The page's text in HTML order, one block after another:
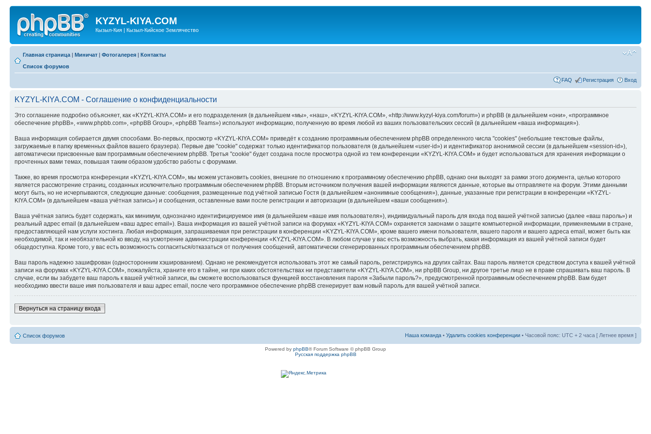
KYZYL-KIYA.COM
Кызыл-Кия | Кызыл-Кийское Землячество
Главная страница | Миничат | Фотогалерея | Контакты
Список форумов
FAQ Регистрация Вход
KYZYL-KIYA.COM - Соглашение о конфиденциальности
Это соглашение подробно объясняет, как «KYZYL-KIYA.COM» и его подразделения (в дальнейшем «мы», «наш», «KYZYL-KIYA.COM», «http://www.kyzyl-kiya.com/forum») и phpBB (в дальнейшем «они», «программное
обеспечение phpBB», «www.phpbb.com», «phpBB Group», «phpBB Teams») используют информацию, полученную во время любой из ваших пользовательских сессий (в дальнейшем «ваша информация»).
Ваша информация собирается двумя способами. Во-первых, просмотр «KYZYL-KIYA.COM» приведёт к созданию программным обеспечением phpBB определенного числа "cookies" (небольшие текстовые файлы,
загружаемые в папку временных файлов вашего браузера). Первые две "cookie" содержат только идентификатор пользователя (в дальнейшем «user-id») и идентификатор анонимной сессии (в дальнейшем «session-id»),
автоматически присвоенные вам программным обеспечением phpBB. Третья "cookie" будет создана после просмотра одной из тем конференции «KYZYL-KIYA.COM» и будет использоваться для хранения информации о
прочтенных вами темах, повышая таким образом удобство работы с форумами.
Также, во время просмотра конференции «KYZYL-KIYA.COM», мы можем установить cookies, внешние по отношению к программному обеспечению phpBB, однако они выходят за рамки этого документа, целью которого
является рассмотрение страниц, созданных исключительно программным обеспечением phpBB. Вторым источником получения вашей информации являются данные, которые вы отправляете на форум. Этими данными
могут быть, но не исчерпываются, следующие данные: сообщения, размещенные под учётной записью Гостя (в дальнейшем «анонимные сообщения»), данные, указанные при регистрации в конференции «KYZYL-
KIYA.COM» (в дальнейшем «ваша учётная запись») и сообщения, оставленные вами после регистрации и авторизации (в дальнейшем «ваши сообщения»).
Ваша учётная запись будет содержать, как минимум, однозначно идентифицируемое имя (в дальнейшем «ваше имя пользователя»), индивидуальный пароль для входа под вашей учётной записью (далее «ваш пароль») и
реальный адрес email (в дальнейшем «ваш адрес email»). Ваша информация из вашей учётной записи на форумах «KYZYL-KIYA.COM» охраняется законами о защите компьютерной информации, применяемыми в стране,
предоставляющей нам услуги хостинга. Любая информация, запрашиваемая при регистрации в конференции «KYZYL-KIYA.COM», кроме вашего имени пользователя, вашего пароля и вашего адреса email, может быть как
необходимой, так и необязательной ко вводу, на усмотрение администрации конференции «KYZYL-KIYA.COM». В любом случае у вас есть возможность выбрать, какая информация из вашей учётной записи будет
общедоступна. Кроме того, у вас есть возможность согласиться/отказаться от получения сообщений, автоматически сгенерированных программным обеспечением phpBB.
Ваш пароль надежно зашифрован (односторонним хэшированием). Однако не рекомендуется использовать этот же самый пароль, регистрируясь на других сайтах. Ваш пароль является средством доступа к вашей учётной
записи на форумах «KYZYL-KIYA.COM», пожалуйста, храните его в тайне, ни при каких обстоятельствах ни представители «KYZYL-KIYA.COM», ни phpBB Group, ни другое третье лицо не в праве спрашивать ваш пароль. В
случае, если вы забудете ваш пароль к вашей учётной записи, вы сможете воспользоваться функцией восстановления пароля «Забыли пароль?», предусмотренной программным обеспечением phpBB. Вам будет
необходимо ввести ваше имя пользователя и ваш адрес email, после чего программное обеспечение phpBB сгенерирует вам новый пароль для вашей учётной записи.
Вернуться на страницу входа
Список форумов Наша команда • Удалить cookies конференции • Часовой пояс: UTC + 2 часа [ Летнее время ]
Powered by phpBB® Forum Software © phpBB Group
Русская поддержка phpBB